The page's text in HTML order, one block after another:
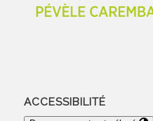
ACCESSIBILITÉ